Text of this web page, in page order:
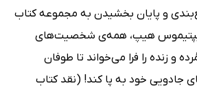
و پایان بخشیدن به مجموعه کتاب
سیپتیموس هیپ، همه‌ی شخصیت‌های
و زنده را فرا می‌خواند تا طوفان
جادویی خود به پا کند! (نقد کتاب